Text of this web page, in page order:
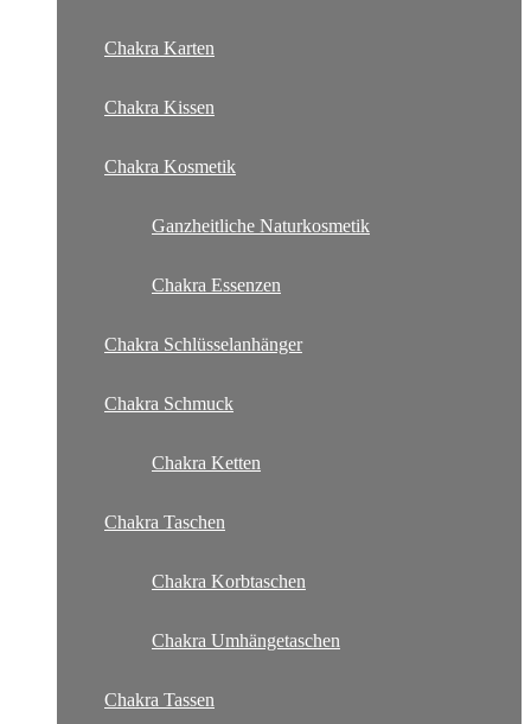
Chakra Karten
Chakra Kissen
Chakra Kosmetik
Ganzheitliche Naturkosmetik
Chakra Essenzen
Chakra Schlüsselanhänger
Chakra Schmuck
Chakra Ketten
Chakra Taschen
Chakra Korbtaschen
Chakra Umhängetaschen
Chakra Tassen